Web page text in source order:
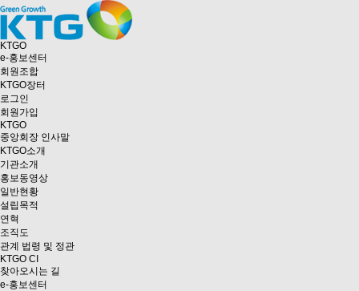
KTGO
e-홍보센터
회원조합
KTGO장터
로그인
회원가입
KTGO
중앙회장 인사말
KTGO소개
기관소개
홍보동영상
일반현황
설립목적
연혁
조직도
관계 법령 및 정관
KTGO CI
찾아오시는 길
e-홍보센터